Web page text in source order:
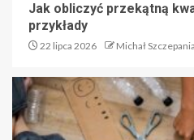
Jak obliczyć przekątną
przykłady
22 lipca 2026 Michał